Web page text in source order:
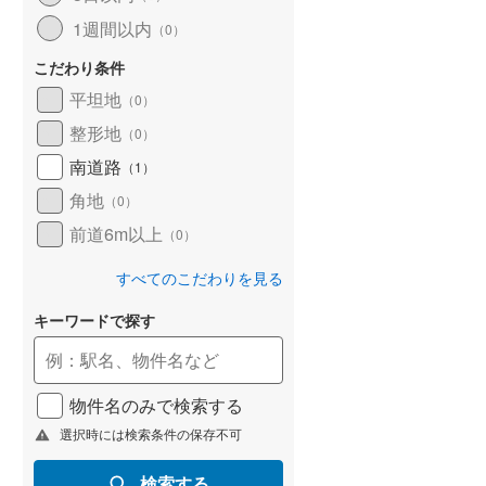
1週間以内 （0）
こだわり条件
平坦地 （0）
整形地 （0）
南道路 （1 ）
角地 （0）
前道6m以上 （0）
すべてのこだわりを見る
キーワードで探す
物件名のみで検索する
選択時には検索条件の保存不可